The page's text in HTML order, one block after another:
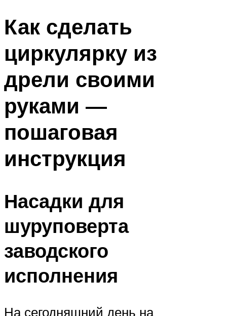
Как сделать
циркулярку из
дрели своими
руками —
пошаговая
инструкция
Насадки для
шуруповерта
заводского
исполнения
На сегодняшний день на